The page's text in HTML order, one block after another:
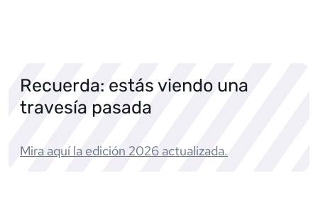
Recuerda: estás viendo una
travesía pasada
Mira aquí la edición 2026 actualizada.